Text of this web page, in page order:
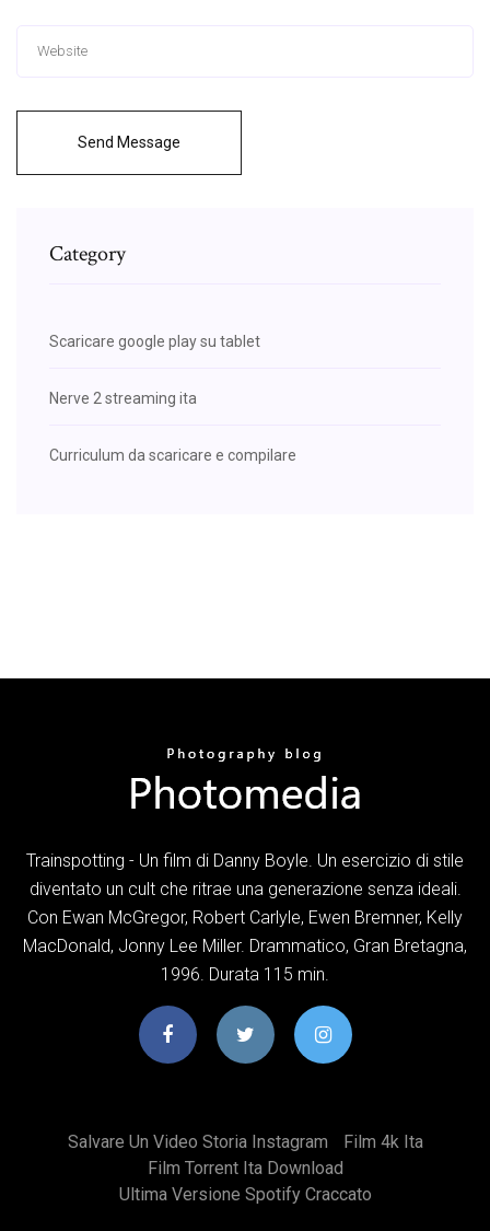
Send Message
Category
Scaricare google play su tablet
Nerve 2 streaming ita
Curriculum da scaricare e compilare
Trainspotting - Un film di Danny Boyle. Un esercizio di stile
diventato un cult che ritrae una generazione senza ideali.
Con Ewan McGregor, Robert Carlyle, Ewen Bremner, Kelly
MacDonald, Jonny Lee Miller. Drammatico, Gran Bretagna,
1996. Durata 115 min.
Salvare Un Video Storia Instagram
Film 4k Ita
Film Torrent Ita Download
Ultima Versione Spotify Craccato